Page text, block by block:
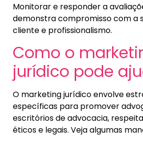
Monitorar e responder a
demonstra compromisso com a
cliente e profissionalismo.
Como o
jurídico pode
O marketing jurídico envolve
específicas para promover
escritórios de advocacia,
éticos e legais. Veja algumas